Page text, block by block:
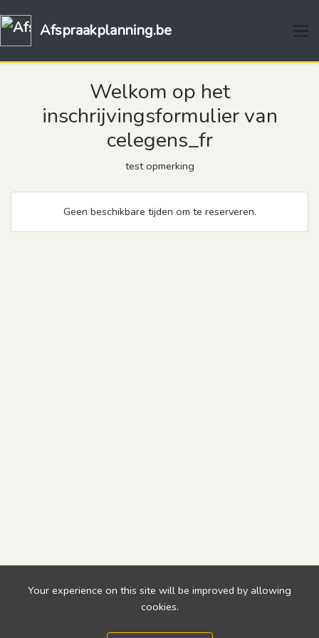
Afspraakplanning.be
Welkom op het
inschrijvingsformulier van
celegens_fr
test opmerking
Geen beschikbare tijden om te reserveren.
Your experience on this site will be improved by allowing
cookies.